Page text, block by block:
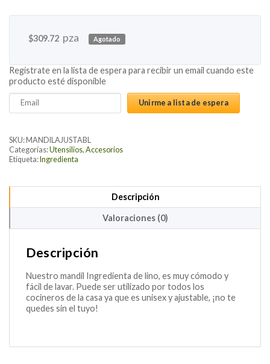
$309.72 pza Agotado
Regístrate en la lista de espera para recibir un email cuando este
producto esté disponible
Enter
your
address
to
join
waitlist
product
Unirme a lista de espera
SKU:MANDILAJUSTABL
Categorías:Utensilios, Accesorios
Etiqueta:Ingredienta
Descripción
Valoraciones (0)
Descripción
Nuestro mandil Ingredienta de lino, es muy cómodo y
fácil de lavar. Puede ser utilizado por todos los
cocineros de la casa ya que es unisex y ajustable, ¡no te
quedes sin el tuyo!